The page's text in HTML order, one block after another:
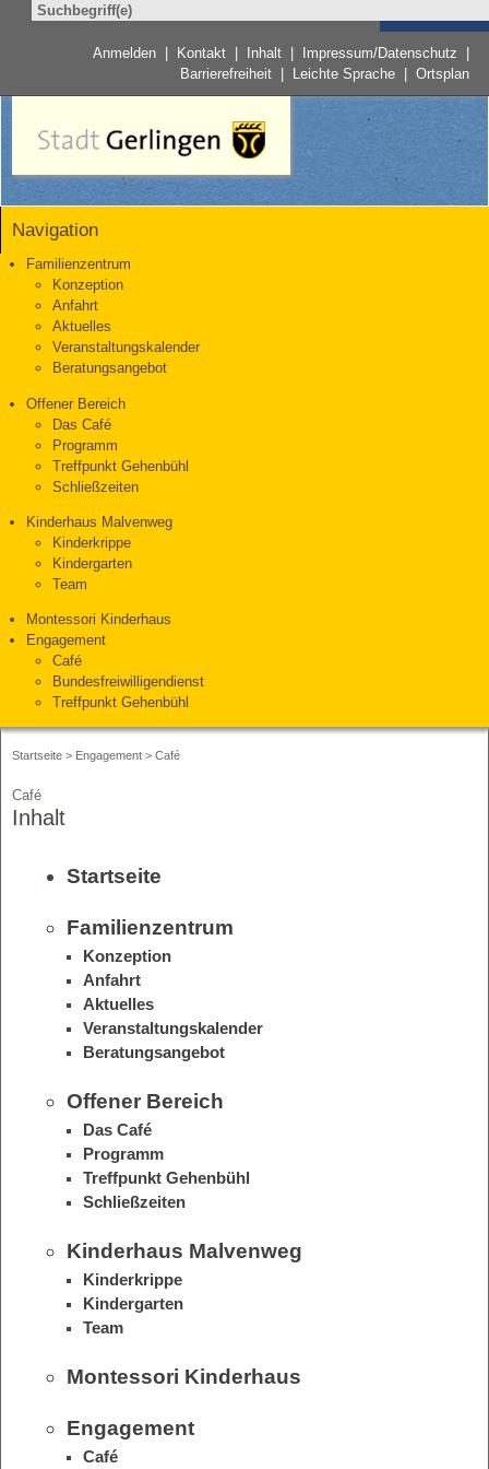
Anmelden Kontakt Inhalt Impressum/Datenschutz
Barrierefreiheit
Leichte Sprache Ortsplan
Navigation
Familienzentrum
Konzeption
Anfahrt
Aktuelles
Veranstaltungskalender
Beratungsangebot
Offener Bereich
Das Café
Programm
Treffpunkt Gehenbühl
Schließzeiten
Kinderhaus Malvenweg
Kinderkrippe
Kindergarten
Team
Montessori Kinderhaus
Engagement
Café
Bundesfreiwilligendienst
Treffpunkt Gehenbühl
Startseite > Engagement > Café
Café
Inhalt
Startseite
Familienzentrum
Konzeption
Anfahrt
Aktuelles
Veranstaltungskalender
Beratungsangebot
Offener Bereich
Das Café
Programm
Treffpunkt Gehenbühl
Schließzeiten
Kinderhaus Malvenweg
Kinderkrippe
Kindergarten
Team
Montessori Kinderhaus
Engagement
Café